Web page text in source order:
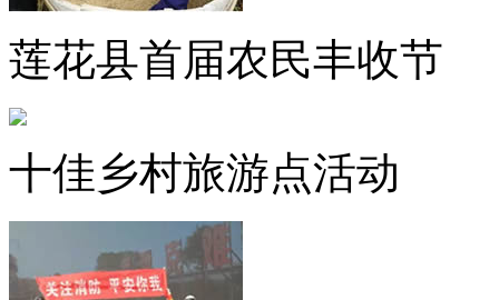
莲花县首届农民丰收节
十佳乡村旅游点活动